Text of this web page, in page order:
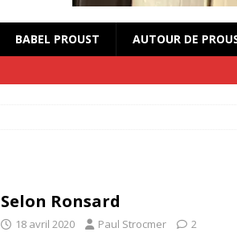
BABEL PROUST AUTOUR DE
Selon Ronsard
18 avril 2020 Paul Strocmer 2